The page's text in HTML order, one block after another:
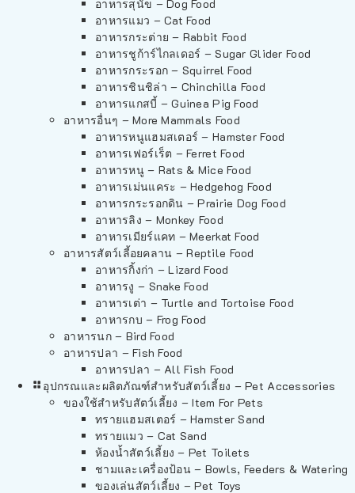
อาหารสุนัข – Dog Food
อาหารแมว – Cat Food
อาหารกระต่าย – Rabbit Food
อาหารชูก้าร์ไกลเดอร์ – Sugar Glider Food
อาหารกระรอก – Squirrel Food
อาหารชินชิล่า – Chinchilla Food
อาหารแกสบี้ – Guinea Pig Food
อาหารอื่นๆ – More Mammals Food
อาหารหนูแฮมสเตอร์ – Hamster Food
อาหารเฟอร์เร็ต – Ferret Food
อาหารหนู – Rats & Mice Food
อาหารเม่นแคระ – Hedgehog Food
อาหารกระรอกดิน – Prairie Dog Food
อาหารลิง – Monkey Food
อาหารเมียร์แคท – Meerkat Food
อาหารสัตว์เลี้อยคลาน – Reptile Food
อาหารกิ้งก่า – Lizard Food
อาหารงู – Snake Food
อาหารเต่า – Turtle and Tortoise Food
อาหารกบ – Frog Food
อาหารนก – Bird Food
อาหารปลา – Fish Food
อาหารปลา – All Fish Food
อุปกรณและผลิตภัณฑ์สำหรับสัตว์เลี้ยง – Pet Accessories
ของใช้สำหรับสัตว์เลี้ยง – Item For Pets
ทรายแฮมสเตอร์ – Hamster Sand
ทรายแมว – Cat Sand
ห้องน้ำสัตว์เลี้ยง – Pet Toilets
ชามและเครื่องป้อน – Bowls, Feeders & Watering
ของเล่นสัตว์เลี้ยง – Pet Toys